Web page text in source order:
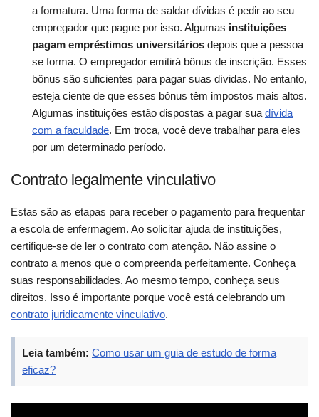
a formatura. Uma forma de saldar dívidas é pedir ao seu
empregador que pague por isso. Algumas instituições
pagam empréstimos universitários depois que a pessoa
se forma. O empregador emitirá bônus de inscrição. Esses
bônus são suficientes para pagar suas dívidas. No entanto,
esteja ciente de que esses bônus têm impostos mais altos.
Algumas instituições estão dispostas a pagar sua dívida
com a faculdade. Em troca, você deve trabalhar para eles
por um determinado período.
Contrato legalmente vinculativo
Estas são as etapas para receber o pagamento para frequentar
a escola de enfermagem. Ao solicitar ajuda de instituições,
certifique-se de ler o contrato com atenção. Não assine o
contrato a menos que o compreenda perfeitamente. Conheça
suas responsabilidades. Ao mesmo tempo, conheça seus
direitos. Isso é importante porque você está celebrando um
contrato juridicamente vinculativo.
Leia também: Como usar um guia de estudo de forma
eficaz?